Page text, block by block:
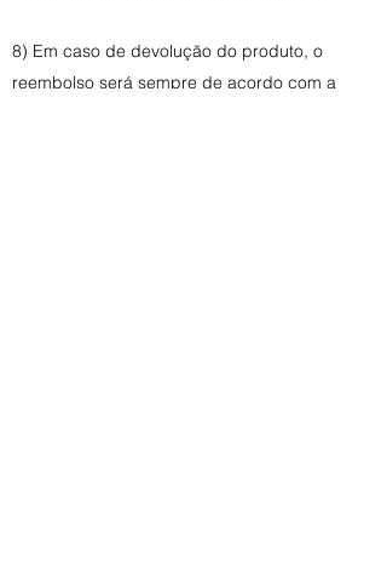
8) Em caso de devolução do produto, o
reembolso será sempre de acordo com a